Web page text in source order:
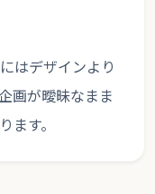
はデザインより
画が曖昧なまま
ます。